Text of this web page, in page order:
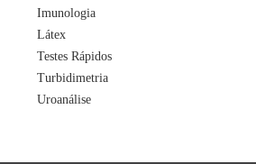
Imunologia
Látex
Testes Rápidos
Turbidimetria
Uroanálise